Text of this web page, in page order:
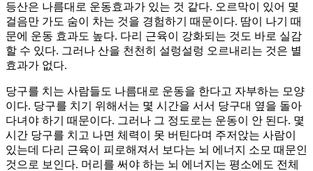
등산은 나름대로 운동효과가 있는 것 같다. 오르막이 있어 몇
걸음만 가도 숨이 차는 것을 경험하기 때문이다. 땀이 나기 때
문에 운동 효과도 높다. 다리 근육이 강화되는 것도 바로 실감
할 수 있다. 그러나 산을 천천히 설렁설렁 오르내리는 것은 별
효과가 없다.
당구를 치는 사람들도 나름대로 운동을 한다고 자부하는 모양
이다. 당구를 치기 위해서는 몇 시간을 서서 당구대 옆을 돌아
다녀야 하기 때문이다. 그러나 그 정도로는 운동이 안 된다. 몇
시간 당구를 치고 나면 체력이 못 버틴다며 주저앉는 사람이
있는데 다리 근육이 피로해져서 보다는 뇌 에너지 소모 때문인
것으로 보인다. 머리를 써야 하는 뇌 에너지는 평소에도 전체